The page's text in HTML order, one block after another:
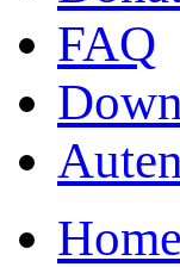
FAQ
Home